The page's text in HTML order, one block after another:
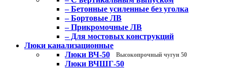
– Бетонные усиленные без уголка
– Бортовые ЛВ
– Прикромочные ЛВ
– Для мостовых конструкций
Люки канализационные
Люки ВЧ-50
Высокопрочный чугун 50
Люки ВЧШГ-50